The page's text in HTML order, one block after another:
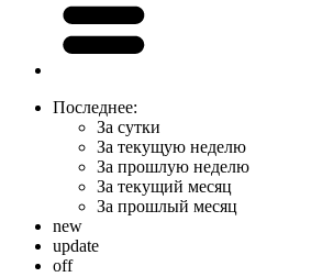
Последнее:
За сутки
За текущую неделю
За прошлую неделю
За текущий месяц
За прошлый месяц
new
update
off